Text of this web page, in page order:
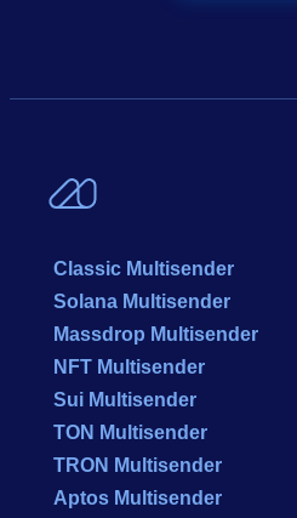
Classic Multisender
Solana Multisender
Massdrop Multisender
NFT Multisender
Sui Multisender
TON Multisender
TRON Multisender
Aptos Multisender